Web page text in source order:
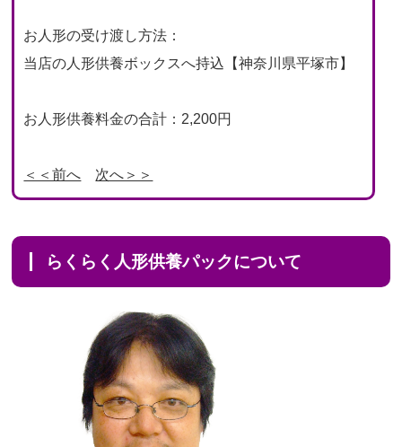
お人形の受け渡し方法：
当店の人形供養ボックスへ持込【神奈川県平塚市】
お人形供養料金の合計：2,200円
＜＜前へ 次へ＞＞
らくらく人形供養パックについて